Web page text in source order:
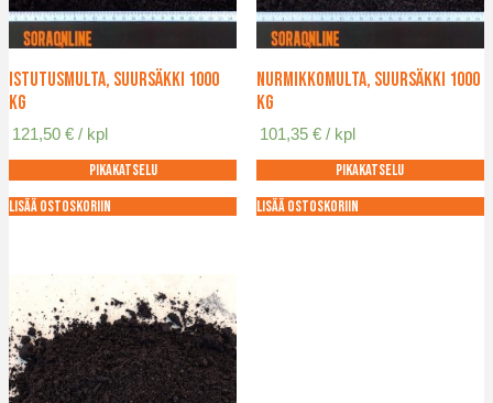
Istutusmulta, suursäkki 1000
kg
121,50€ / kpl
Pikakatselu
Lisää ostoskoriin
Nurmikkomulta, suursäkki 1000
kg
101,35 € / kpl
Pikakatselu
Lisää ostoskoriin